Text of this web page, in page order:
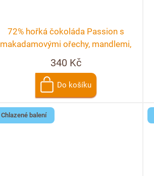
72% hořká čokoláda Passion s
makadamovými ořechy, mandlemi,
pomerančem a rybízem
340 Kč
Do košíku
Chlazené balení